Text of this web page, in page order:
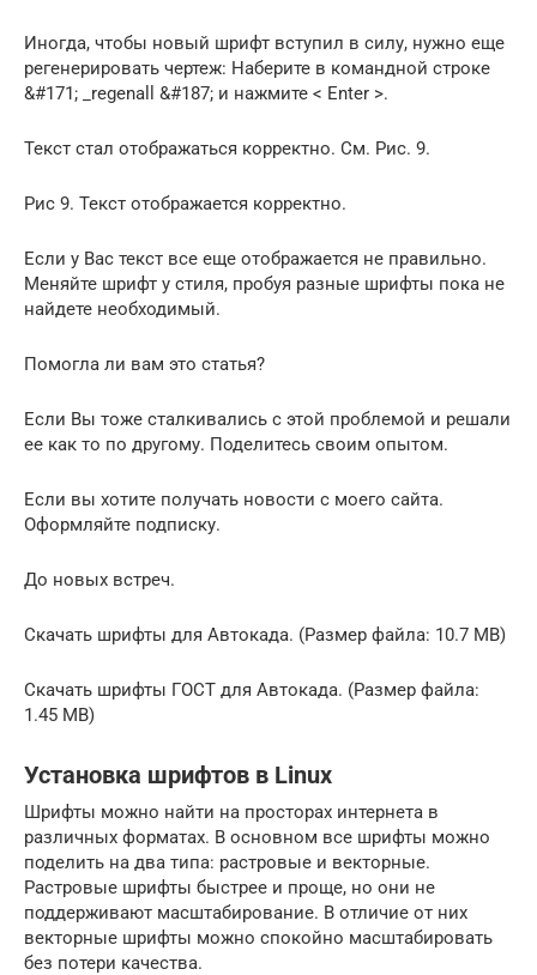
Иногда, чтобы новый шрифт вступил в силу, нужно еще
регенерировать чертеж: Наберите в командной строке
&#171; _regenall &#187; и нажмите < Enter >.
Текст стал отображаться корректно. См. Рис. 9.
Рис 9. Текст отображается корректно.
Если у Вас текст все еще отображается не правильно.
Меняйте шрифт у стиля, пробуя разные шрифты пока не
найдете необходимый.
Помогла ли вам это статья?
Если Вы тоже сталкивались с этой проблемой и решали
ее как то по другому. Поделитесь своим опытом.
Если вы хотите получать новости с моего сайта.
Оформляйте подписку.
До новых встреч.
Скачать шрифты для Автокада. (Размер файла: 10.7 MB)
Скачать шрифты ГОСТ для Автокада. (Размер файла:
1.45 MB)
Установка шрифтов в Linux
Шрифты можно найти на просторах интернета в
различных форматах. В основном все шрифты можно
поделить на два типа: растровые и векторные.
Растровые шрифты быстрее и проще, но они не
поддерживают масштабирование. В отличие от них
векторные шрифты можно спокойно масштабировать
без потери качества.